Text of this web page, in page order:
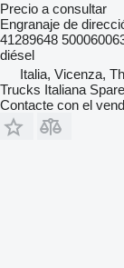
Precio a consultar
Engranaje de
41289648
diésel
Italia, Vicenza,
Trucks Italiana
Contacte con el